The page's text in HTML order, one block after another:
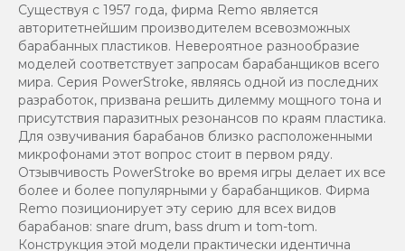
Существуя с 1957 года, фирма Remo является
авторитетнейшим производителем всевозможных
барабанных пластиков. Невероятное разнообразие
моделей соответствует запросам барабанщиков всего
мира. Серия PowerStroke, являясь одной из последних
разработок, призвана решить дилемму мощного тона и
присутствия паразитных резонансов по краям пластика.
Для озвучивания барабанов близко расположенными
микрофонами этот вопрос стоит в первом ряду.
Отзывчивость PowerStroke во время игры делает их все
более и более популярными у барабанщиков. Фирма
Remo позиционирует эту серию для всех видов
барабанов: snare drum, bass drum и tom-tom.
Конструкция этой модели практически идентична